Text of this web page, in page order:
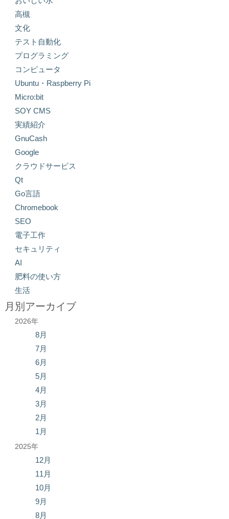
高槻
文化
テスト自動化
プログラミング
コンピュータ
Ubuntu・Raspberry Pi
Micro:bit
SOY CMS
実績紹介
GnuCash
Google
クラウドサービス
Qt
Go言語
Chromebook
SEO
電子工作
セキュリティ
AI
肥料の使い方
生活
月別アーカイブ
2026年
8月
7月
6月
5月
4月
3月
2月
1月
2025年
12月
11月
10月
9月
8月